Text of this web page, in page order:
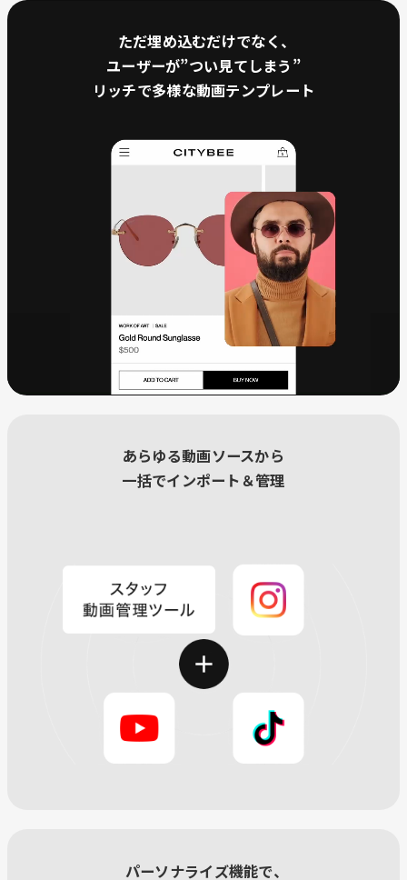
ただ埋め込むだけでなく、
ユーザーが”つい見てしまう”
リッチで多様な動画テンプレート
あらゆる動画ソースから
一括でインポート＆管理
パーソナライズ機能で、